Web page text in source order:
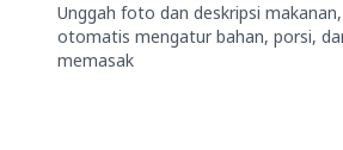
Unggah foto dan deskripsi
otomatis mengatur bahan, porsi,
memasak